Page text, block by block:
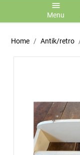
menu
Menu
Home Antik/retro